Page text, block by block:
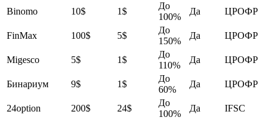
Binomo 10$ 1$
До
100%
Да ЦРОФР
FinMax 100$ 5$
До
150%
Да ЦРОФР
Migesco 5$ 1$
До
110%
Да ЦРОФР
Бинариум 9$ 1$
До
60%
Да ЦРОФР
24option 200$ 24$
До
100%
Да IFSC